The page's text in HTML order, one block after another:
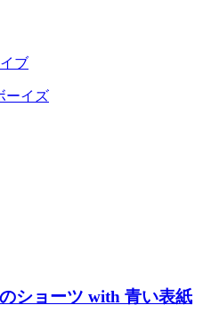
ーイズ
ショーツ with 青い表紙